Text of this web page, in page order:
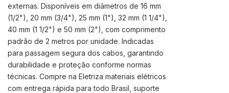
externas. Disponíveis em diâmetros de 16 mm
(1/2"), 20 mm (3/4"), 25 mm (1"), 32 mm (1 1/4"),
40 mm (1 1/2") e 50 mm (2"), com comprimento
padrão de 2 metros por unidade. Indicadas
para passagem segura dos cabos, garantindo
durabilidade e proteção conforme normas
técnicas. Compre na Eletriza materiais elétricos
com entrega rápida para todo Brasil, suporte